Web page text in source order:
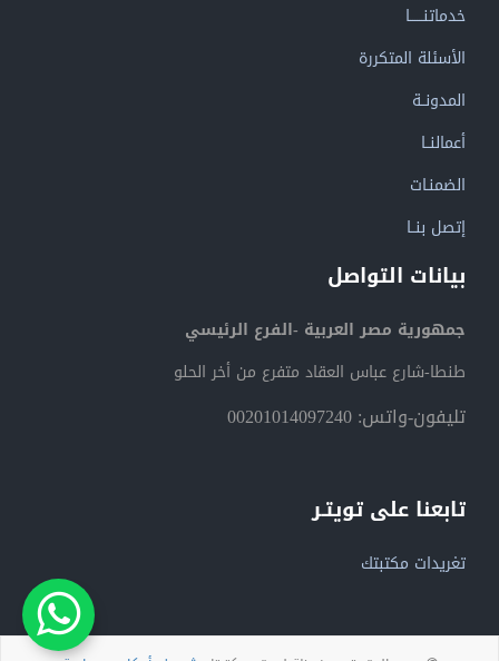
خدماتنــــــا
الأسئلة المتكررة
المدونــة
أعمالنــا
الضمنـات
إتصل بنــا
بيانات التواصل
جمهورية مصر العربية -الفرع الرئيسي
طنطا-شارع عباس العقاد متفرع من أخر الحلو
تليفون-واتس: 00201014097240
تابعنا على تويتـر
تغريدات مكتبتك